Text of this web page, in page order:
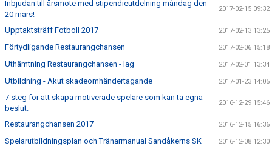
Inbjudan till årsmöte med stipendieutdelning måndag den
20 mars!
2017-02-15 09:32
Upptaktsträff Fotboll 2017 2017-02-13 13:25
Förtydligande Restaurangchansen 2017-02-06 15:18
Uthämtning Restaurangchansen - lag 2017-02-01 13:34
Utbildning - Akut skadeomhändertagande 2017-01-23 14:05
7 steg för att skapa motiverade spelare som kan ta egna
beslut.
2016-12-29 15:46
Restaurangchansen 2017 2016-12-15 16:36
Spelarutbildningsplan och Tränarmanual Sandåkerns SK 2016-12-08 12:30